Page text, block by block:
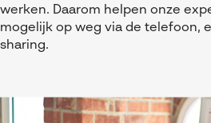
werken. Daarom helpen onze
mogelijk op weg via de telefoon,
sharing.